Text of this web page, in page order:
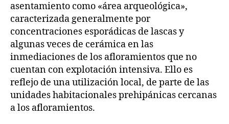
asentamiento como «área arqueológica»,
caracterizada generalmente por
concentraciones esporádicas de lascas y
algunas veces de cerámica en las
inmediaciones de los afloramientos que no
cuentan con explotación intensiva. Ello es
reflejo de una utilización local, de parte de las
unidades habitacionales prehipánicas cercanas
a los afloramientos.